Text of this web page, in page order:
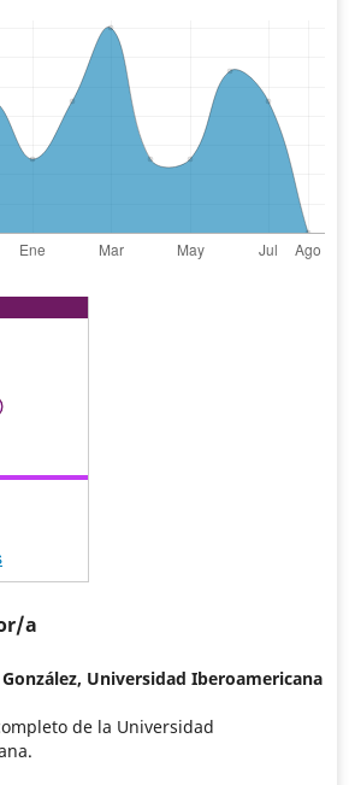
a
Universidad Iberoamericana
de la Universidad